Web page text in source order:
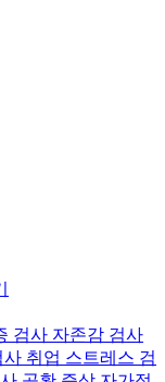
검사 자존감 검사
사 취업 스트레스 검